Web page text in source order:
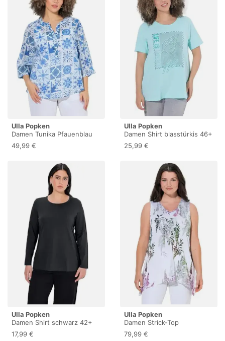
Ulla Popken
Damen Tunika Pfauenblau
58+
49,99 €
Ulla Popken
Damen Shirt blasstürkis 46+
25,99 €
Ulla Popken
Damen Shirt schwarz 42+
17,99 €
Ulla Popken
Damen Strick-Top
schneeweiß 46+
79,99 €